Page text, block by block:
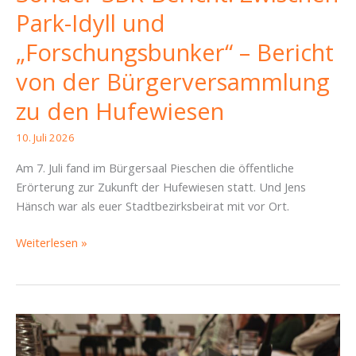
Park-Idyll und
„Forschungsbunker“ – Bericht
von der Bürgerversammlung
zu den Hufewiesen
10. Juli 2026
Am 7. Juli fand im Bürgersaal Pieschen die öffentliche
Erörterung zur Zukunft der Hufewiesen statt. Und Jens
Hänsch war als euer Stadtbezirksbeirat mit vor Ort.
Sonder-
Idyll
und
Weiterlesen »